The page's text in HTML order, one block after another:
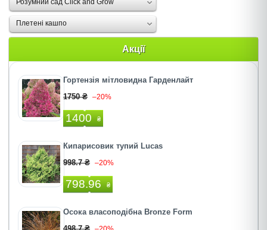
Розумний сад Click and Grow
Плетені кашпо
Акції
Гортензія мітловидна Гарденлайт
1750 ₴ –20%
1400 ₴
Кипарисовик тупий Lucas
998.7 ₴ –20%
798.96 ₴
Осока власоподібна Bronze Form